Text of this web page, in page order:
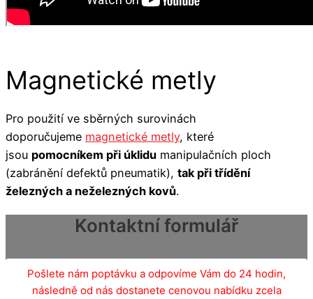
Magnetické metly
Pro použití ve sběrných surovinách
doporučujeme magnetické metly, které
jsou pomocníkem při úklidu manipulačních ploch
(zabránění defektů pneumatik), tak při třídění
železných a neželezných kovů.
Kontaktní formulář
Pošlete nám poptávku a odpovíme Vám do 24 hodin,
následně od nás dostanete cenovou nabídku zcela